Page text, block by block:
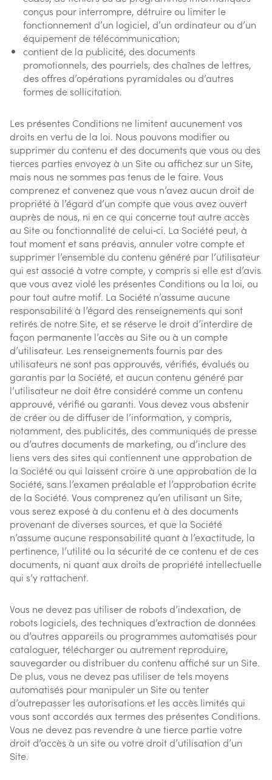
conçus pour interrompre, détruire ou limiter le
fonctionnement d’un logiciel, d’un ordinateur ou d’un
équipement de télécommunication;
contient de la publicité, des documents
promotionnels, des pourriels, des chaînes de lettres,
des offres d’opérations pyramidales ou d’autres
formes de sollicitation.
Les présentes Conditions ne limitent aucunement vos
droits en vertu de la loi. Nous pouvons modifier ou
supprimer du contenu et des documents que vous ou des
tierces parties envoyez à un Site ou affichez sur un Site,
mais nous ne sommes pas tenus de le faire. Vous
comprenez et convenez que vous n’avez aucun droit de
propriété à l’égard d’un compte que vous avez ouvert
auprès de nous, ni en ce qui concerne tout autre accès
au Site ou fonctionnalité de celui‑ci. La Société peut, à
tout moment et sans préavis, annuler votre compte et
supprimer l’ensemble du contenu généré par l’utilisateur
qui est associé à votre compte, y compris si elle est d’avis
que vous avez violé les présentes Conditions ou la loi, ou
pour tout autre motif. La Société n’assume aucune
responsabilité à l’égard des renseignements qui sont
retirés de notre Site, et se réserve le droit d’interdire de
façon permanente l’accès au Site ou à un compte
d’utilisateur. Les renseignements fournis par des
utilisateurs ne sont pas approuvés, vérifiés, évalués ou
garantis par la Société, et aucun contenu généré par
l’utilisateur ne doit être considéré comme un contenu
approuvé, vérifié ou garanti. Vous devez vous abstenir
de créer ou de diffuser de l’information, y compris,
notamment, des publicités, des communiqués de presse
ou d’autres documents de marketing, ou d’inclure des
liens vers des sites qui contiennent une approbation de
la Société ou qui laissent croire à une approbation de la
Société, sans l’examen préalable et l’approbation écrite
de la Société. Vous comprenez qu’en utilisant un Site,
vous serez exposé à du contenu et à des documents
provenant de diverses sources, et que la Société
n’assume aucune responsabilité quant à l’exactitude, la
pertinence, l’utilité ou la sécurité de ce contenu et de ces
documents, ni quant aux droits de propriété intellectuelle
qui s’y rattachent.
Vous ne devez pas utiliser de robots d’indexation, de
robots logiciels, des techniques d’extraction de données
ou d’autres appareils ou programmes automatisés pour
cataloguer, télécharger ou autrement reproduire,
sauvegarder ou distribuer du contenu affiché sur un Site.
De plus, vous ne devez pas utiliser de tels moyens
automatisés pour manipuler un Site ou tenter
d’outrepasser les autorisations et les accès limités qui
vous sont accordés aux termes des présentes Conditions.
Vous ne devez pas revendre à une tierce partie votre
droit d’accès à un site ou votre droit d’utilisation d’un
Site.